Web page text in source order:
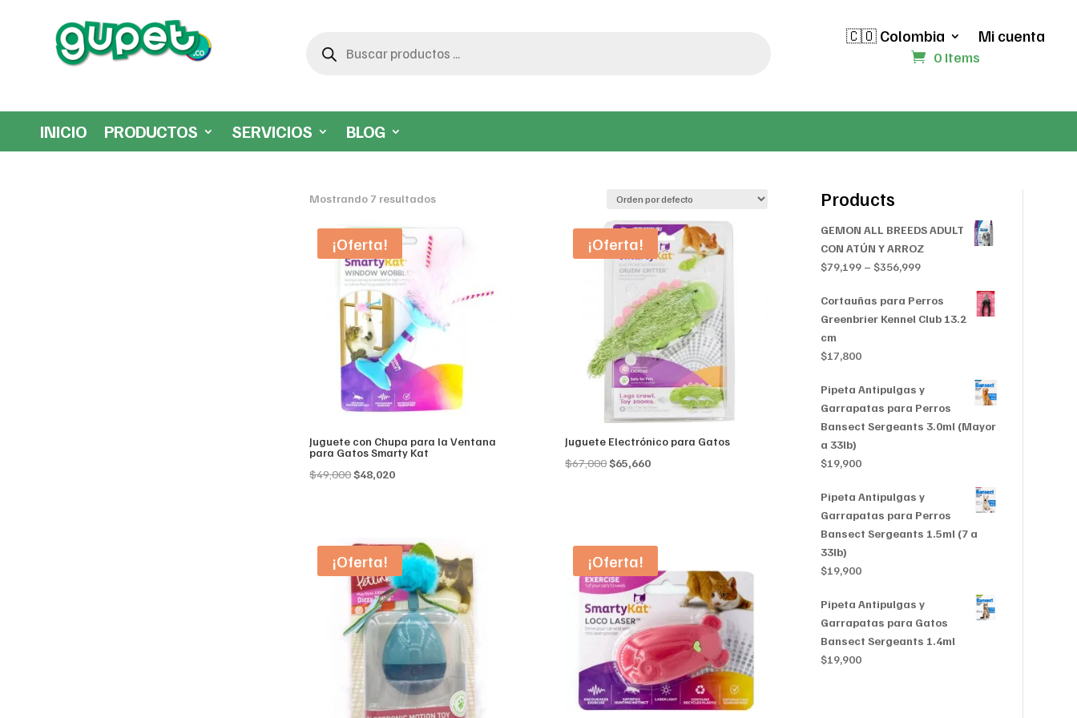
productos
🇨🇴 Colombia Mi cuenta
0 Items
INICIO PRODUCTOS SERVICIOS BLOG
Mostrando 7 resultados
¡Oferta!
Juguete con Chupa para la Ventana
para Gatos Smarty Kat
$49,000Original
$48,020Current
¡Oferta!
Juguete Electrónico para Gatos
$67,000Original
$65,660Current
¡Oferta! ¡Oferta!
Products
GEMON ALL BREEDS ADULT
CON ATÚN Y ARROZ
$79,199 – $356,999Price
$79,199
through
Cortauñas para Perros
Greenbrier Kennel Club 13.2
cm
$17,800
Pipeta Antipulgas y
Garrapatas para Perros
Bansect Sergeants 3.0ml (Mayor
a 33lb)
$19,900
Pipeta Antipulgas y
Garrapatas para Perros
Bansect Sergeants 1.5ml (7 a
33lb)
$19,900
Pipeta Antipulgas y
Garrapatas para Gatos
Bansect Sergeants 1.4ml
$19,900